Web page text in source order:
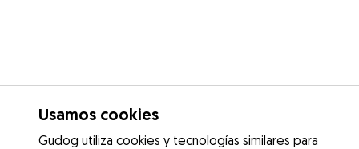
Usamos cookies
Gudog utiliza cookies y tecnologías similares para